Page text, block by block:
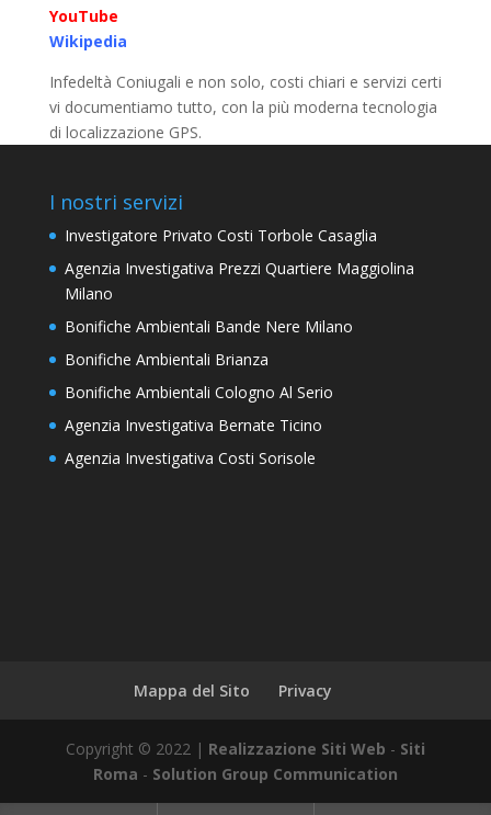
YouTube
Wikipedia
Infedeltà Coniugali e non solo, costi chiari e servizi certi
vi documentiamo tutto, con la più moderna tecnologia
di localizzazione GPS.
I nostri servizi
Investigatore Privato Costi Torbole Casaglia
Agenzia Investigativa Prezzi Quartiere Maggiolina
Milano
Bonifiche Ambientali Bande Nere Milano
Bonifiche Ambientali Brianza
Bonifiche Ambientali Cologno Al Serio
Agenzia Investigativa Bernate Ticino
Agenzia Investigativa Costi Sorisole
Mappa del Sito Privacy
Copyright © 2022 | Realizzazione Siti Web - Siti
Roma - Solution Group Communication